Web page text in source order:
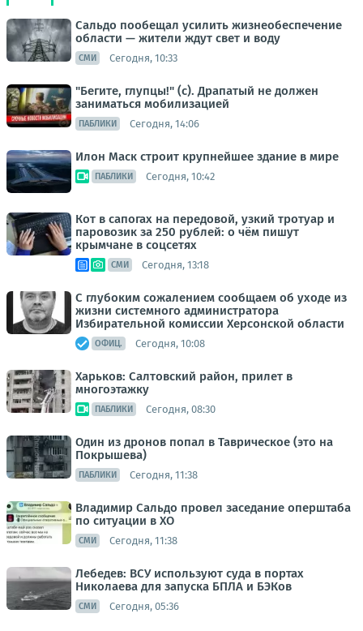
Сальдо пообещал усилить жизнеобеспечение
области — жители ждут свет и воду
СМИ Сегодня, 10:33
"Бегите, глупцы!" (с). Драпатый не должен
заниматься мобилизацией
ПАБЛИКИ Сегодня, 14:06
Илон Маск строит крупнейшее здание в мире
ПАБЛИКИ Сегодня, 10:42
Кот в сапогах на передовой, узкий тротуар и
паровозик за 250 рублей: о чём пишут
крымчане в соцсетях
СМИ Сегодня, 13:18
С глубоким сожалением сообщаем об уходе из
жизни системного администратора
Избирательной комиссии Херсонской области
ОФИЦ. Сегодня, 10:08
Харьков: Салтовский район, прилет в
многоэтажку
ПАБЛИКИ Сегодня, 08:30
Один из дронов попал в Таврическое (это на
Покрышева)
ПАБЛИКИ Сегодня, 11:38
Владимир Сальдо провел заседание оперштаба
по ситуации в ХО
СМИ Сегодня, 11:38
Лебедев: ВСУ используют суда в портах
Николаева для запуска БПЛА и БЭКов
СМИ Сегодня, 05:36